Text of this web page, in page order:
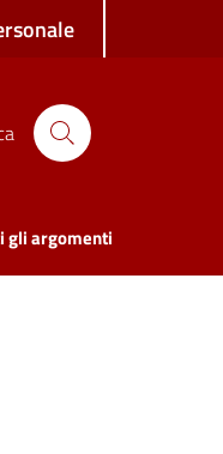
gli argomenti